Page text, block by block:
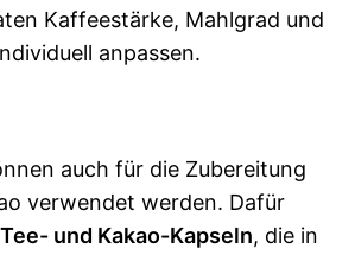
Kaffeestärke, Mahlgrad und
anpassen.
auch für die Zubereitung
verwendet werden. Dafür
und Kakao-Kapseln, die in